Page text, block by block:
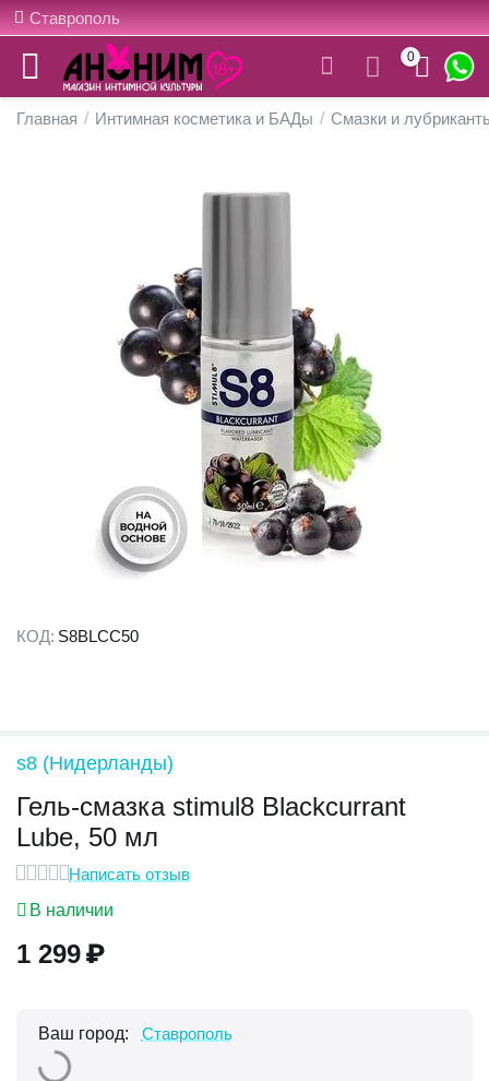
Ставрополь
0
Главная / Интимная косметика и БАДы / Смазки и
КОД: S8BLCC50
s8 (Нидерланды)
Гель-смазка stimul8 Blackcurrant
Lube, 50 мл
Написать отзыв
В наличии
1 299₽
Ваш город: Ставрополь